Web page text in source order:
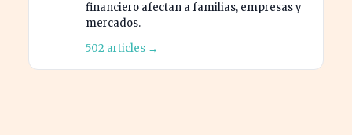
financiero afectan a familias, empresas y
mercados.
502 articles →